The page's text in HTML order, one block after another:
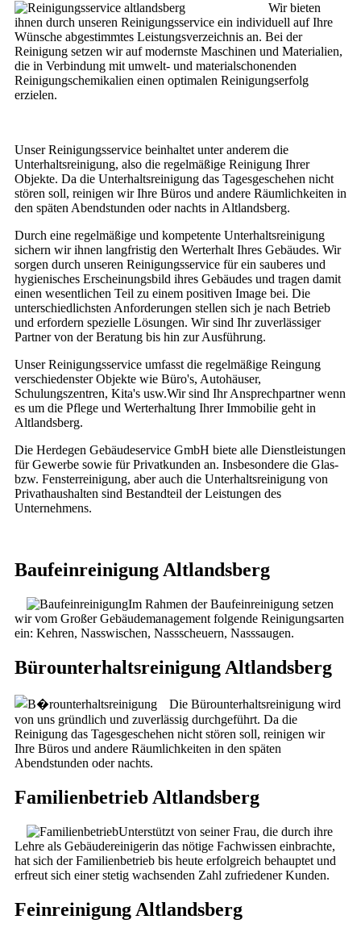
Wir bieten
ihnen durch unseren Reinigungsservice ein individuell auf Ihre
Wünsche abgestimmtes Leistungsverzeichnis an. Bei der
Reinigung setzen wir auf modernste Maschinen und Materialien,
die in Verbindung mit umwelt- und materialschonenden
Reinigungschemikalien einen optimalen Reinigungserfolg
erzielen.
Unser Reinigungsservice beinhaltet unter anderem die
Unterhaltsreinigung, also die regelmäßige Reinigung Ihrer
Objekte. Da die Unterhaltsreinigung das Tagesgeschehen nicht
stören soll, reinigen wir Ihre Büros und andere Räumlichkeiten in
den späten Abendstunden oder nachts in Altlandsberg.
Durch eine regelmäßige und kompetente Unterhaltsreinigung
sichern wir ihnen langfristig den Werterhalt Ihres Gebäudes. Wir
sorgen durch unseren Reinigungsservice für ein sauberes und
hygienisches Erscheinungsbild ihres Gebäudes und tragen damit
einen wesentlichen Teil zu einem positiven Image bei. Die
unterschiedlichsten Anforderungen stellen sich je nach Betrieb
und erfordern spezielle Lösungen. Wir sind Ihr zuverlässiger
Partner von der Beratung bis hin zur Ausführung.
Unser Reinigungsservice umfasst die regelmäßige Reingung
verschiedenster Objekte wie Büro's, Autohäuser,
Schulungszentren, Kita's usw.Wir sind Ihr Ansprechpartner wenn
es um die Pflege und Werterhaltung Ihrer Immobilie geht in
Altlandsberg.
Die Herdegen Gebäudeservice GmbH biete alle Dienstleistungen
für Gewerbe sowie für Privatkunden an. Insbesondere die Glas-
bzw. Fensterreinigung, aber auch die Unterhaltsreinigung von
Privathaushalten sind Bestandteil der Leistungen des
Unternehmens.
Baufeinreinigung Altlandsberg
Im Rahmen der Baufeinreinigung setzen
wir vom Großer Gebäudemanagement folgende Reinigungsarten
ein: Kehren, Nasswischen, Nassscheuern, Nasssaugen.
Bürounterhaltsreinigung Altlandsberg
Die Bürounterhaltsreinigung wird
von uns gründlich und zuverlässig durchgeführt. Da die
Reinigung das Tagesgeschehen nicht stören soll, reinigen wir
Ihre Büros und andere Räumlichkeiten in den späten
Abendstunden oder nachts.
Familienbetrieb Altlandsberg
Unterstützt von seiner Frau, die durch ihre
Lehre als Gebäudereinigerin das nötige Fachwissen einbrachte,
hat sich der Familienbetrieb bis heute erfolgreich behauptet und
erfreut sich einer stetig wachsenden Zahl zufriedener Kunden.
Feinreinigung Altlandsberg